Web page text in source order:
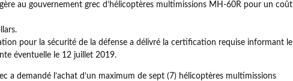
au gouvernement grec d’hélicoptères multimissions MH-60R pour un coût
pour la sécurité de la défense a délivré la certification requise informant le
éventuelle le 12 juillet 2019.
a demandé l’achat d’un maximum de sept (7) hélicoptères multimissions